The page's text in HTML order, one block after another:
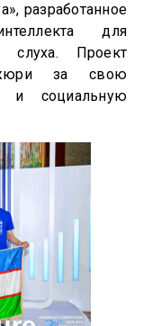
разработанное
для
слуха. Проект
за свою
и социальную